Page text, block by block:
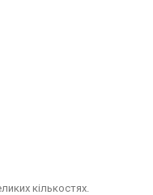
кількостях.